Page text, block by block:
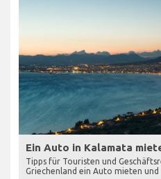
Ein Auto in Kalamata
Tipps für Touristen und
Griechenland ein Auto mieten und